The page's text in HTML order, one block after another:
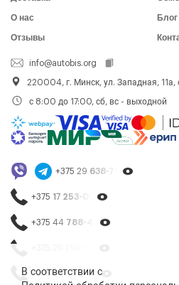
В соответствии с
О нас
Отзывы
Блог
info@autobis.org
220004, г. Минск, ул. Западная, 11а,
с 8:00 до 17:00, сб, вс - выходной
+375 29 638-79-23
+375 17 253-03-26
+375 44 788-40-13
+375 44 788-25-99